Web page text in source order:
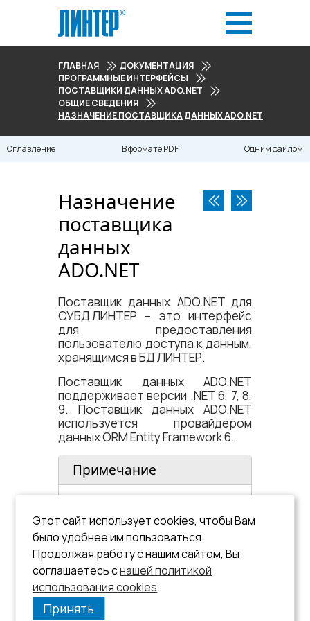
ГЛАВНАЯ
ДОКУМЕНТАЦИЯ
ПРОГРАММНЫЕ ИНТЕРФЕЙСЫ
ПОСТАВЩИКИ ДАННЫХ ADO.NET
ОБЩИЕ СВЕДЕНИЯ
НАЗНАЧЕНИЕ ПОСТАВЩИКА ДАННЫХ ADO.NET
Оглавление В формате PDF Одним файлом
Назначение
поставщика
данных
ADO.NET
Поставщик данных ADO.NET для
СУБД ЛИНТЕР – это интерфейс
для предоставления
пользователю доступа к данным,
хранящимся в БД ЛИНТЕР.
Поставщик данных ADO.NET
поддерживает версии .NET 6, 7, 8,
9. Поставщик данных ADO.NET
используется провайдером
данных ORM Entity Framework 6.
Примечание
.NET отсутствует в перечне
поддерживаемых версий,
следует обратиться в
разделПоддержкана сайте
ЛИНТЕР.
Этот сайт использует cookies, чтобы Вам
было удобнее им пользоваться.
Продолжая работу с нашим сайтом, Вы
соглашаетесь снашей политикой
использования cookies.
Принять